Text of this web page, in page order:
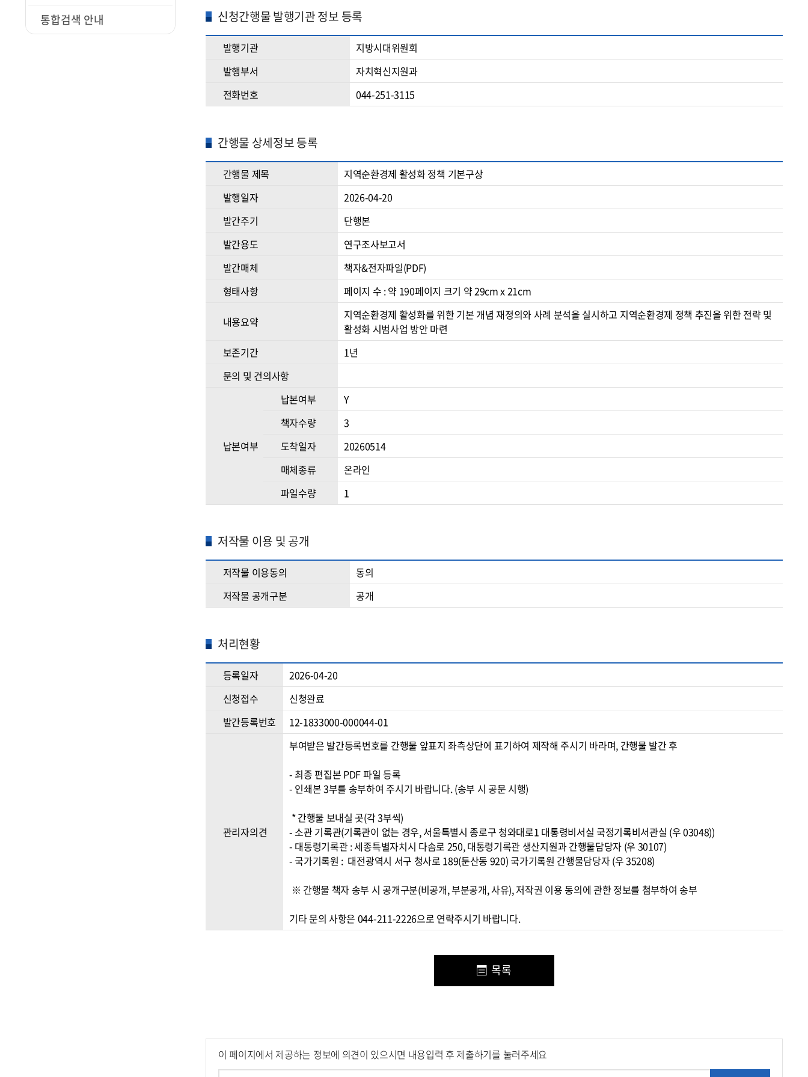
통합검색 안내
신청간행물 발행기관 정보 등록
발행기관
지방시대위원회
발행부서
자치혁신지원과
전화번호
044-251-3115
간행물 상세정보 등록
간행물 제목
지역순환경제 활성화 정책 기본구상
발행일자
2026-04-20
발간주기
단행본
발간용도
연구조사보고서
발간매체
책자&전자파일(PDF)
형태사항
페이지 수 : 약 190페이지 크기 약 29cm x 21cm
내용요약
지역순환경제 활성화를 위한 기본 개념 재정의와 사례 분석을 실시하고 지역순환경제 정책 추진을 위한 전략 및
활성화 시범사업 방안 마련
보존기간
1년
문의 및 건의사항
납본여부
납본여부
Y
책자수량
3
도착일자
20260514
매체종류
온라인
파일수량
1
저작물 이용 및 공개
저작물 이용동의
동의
저작물 공개구분
공개
처리현황
등록일자
2026-04-20
신청접수
신청완료
발간등록번호
12-1833000-000044-01
관리자의견
부여받은 발간등록번호를 간행물 앞표지 좌측상단에 표기하여 제작해 주시기 바라며, 간행물 발간 후
- 최종 편집본 PDF 파일 등록
- 인쇄본 3부를 송부하여 주시기 바랍니다. (송부 시 공문 시행)
- 소관 기록관(기록관이 없는 경우, 서울특별시 종로구 청와대로1 대통령비서실 국정기록비서관실 (우 03048))
- 대통령기록관 : 세종특별자치시 다솜로 250, 대통령기록관 생산지원과 간행물담당자 (우 30107)
- 국가기록원 :  대전광역시 서구 청사로 189(둔산동 920) 국가기록원 간행물담당자 (우 35208)
기타 문의 사항은 044-211-2226으로 연락주시기 바랍니다.
목록
이 페이지에서 제공하는 정보에 의견이 있으시면 내용입력 후 제출하기를 눌러주세요